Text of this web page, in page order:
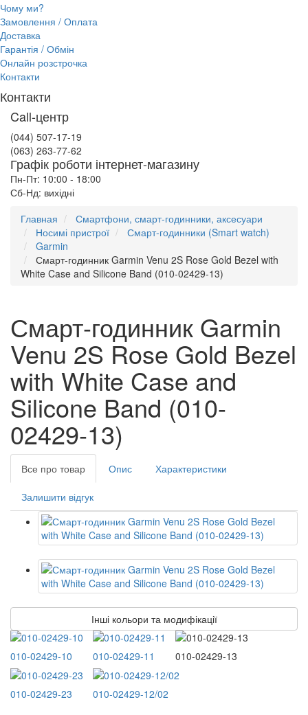
Чому ми?
Замовлення / Оплата
Доставка
Гарантія / Обмін
Онлайн розстрочка
Контакти
Контакти
Call-центр
(044) 507-17-19
(063) 263-77-62
Графік роботи інтернет-магазину
Пн-Пт: 10:00 - 18:00
Сб-Нд: вихідні
Главная
Смартфони, смарт-годинники, аксесуари
Носимі пристрої
Смарт-годинники (Smart watch)
Garmin
Смарт-годинник Garmin Venu 2S Rose Gold Bezel with
White Case and Silicone Band (010-02429-13)
Смарт-годинник Garmin
Venu 2S Rose Gold Bezel
with White Case and
Silicone Band (010-
02429-13)
Все про товар Опис Характеристики
Залишити відгук
Інші кольори та модифікації
010-02429-10 010-02429-11 010-02429-13
010-02429-23 010-02429-12/02